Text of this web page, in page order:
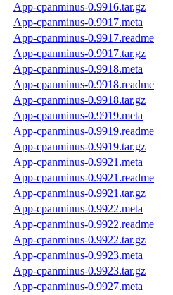
App-cpanminus-0.9916.tar.gz
App-cpanminus-0.9917.meta
App-cpanminus-0.9917.readme
App-cpanminus-0.9917.tar.gz
App-cpanminus-0.9918.meta
App-cpanminus-0.9918.readme
App-cpanminus-0.9918.tar.gz
App-cpanminus-0.9919.meta
App-cpanminus-0.9919.readme
App-cpanminus-0.9919.tar.gz
App-cpanminus-0.9921.meta
App-cpanminus-0.9921.readme
App-cpanminus-0.9921.tar.gz
App-cpanminus-0.9922.meta
App-cpanminus-0.9922.readme
App-cpanminus-0.9922.tar.gz
App-cpanminus-0.9923.meta
App-cpanminus-0.9923.tar.gz
App-cpanminus-0.9927.meta